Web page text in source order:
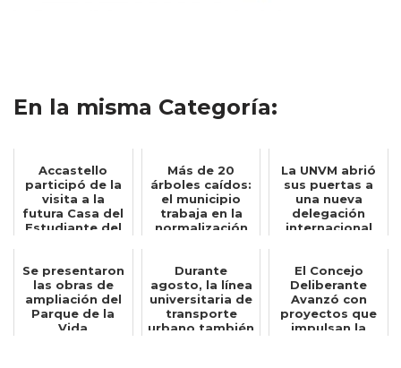
En la misma Categoría:
Accastello
participó de la
visita a la
futura Casa del
Estudiante del
Más de 20
árboles caídos:
el municipio
trabaja en la
normalización
La UNVM abrió
sus puertas a
una nueva
delegación
internacional
Se presentaron
las obras de
ampliación del
Parque de la
Vida
Durante
agosto, la línea
universitaria de
transporte
urbano también
El Concejo
Deliberante
Avanzó con
proyectos que
impulsan la